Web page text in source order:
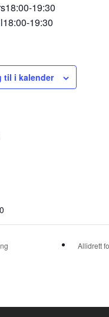
19:30
19:30
til i kalender
Allidrett